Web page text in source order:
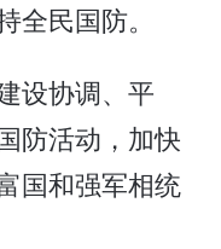
民国防。
设协调、平
防活动，加快
国和强军相统